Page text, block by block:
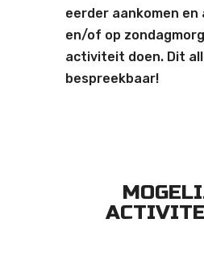
eerder aankomen en
en/of op
activiteit doen. Dit
bespreekbaar!